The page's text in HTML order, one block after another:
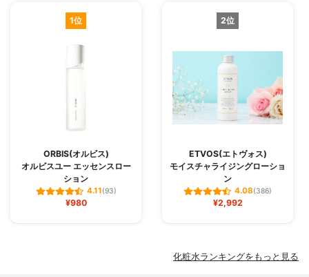
1位
ORBIS(オルビス)
オルビスユー エッセンスロー
ション
4.11(93)
¥980
2位
ETVOS(エトヴォス)
モイスチャライジングローショ
ン
4.08(386)
¥2,992
化粧水ランキングをもっと見る